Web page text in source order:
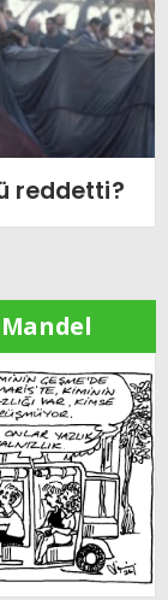
reddetti?
Mandel